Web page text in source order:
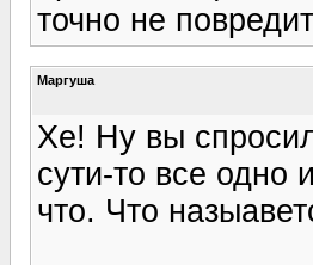
точно не
Маргуша
Хе! Ну вы
сути-то все одно
что. Что